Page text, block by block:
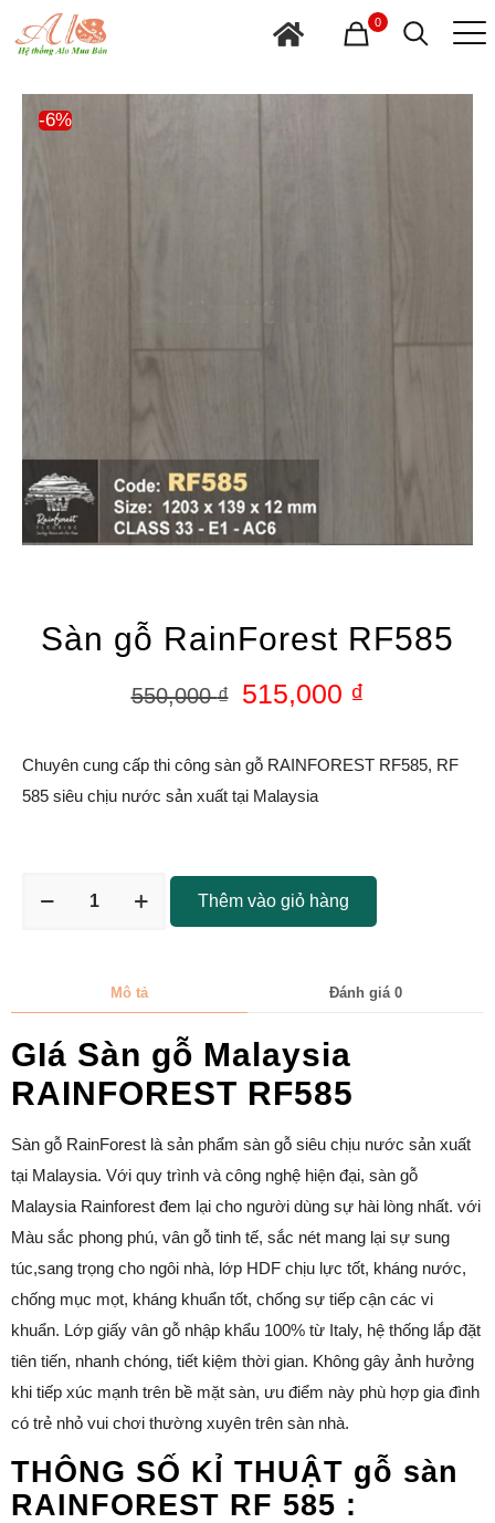
0
-6%
Sàn gỗ RainForest RF585
550,000₫ 515,000 ₫
Chuyên cung cấp thi công sàn gỗ RAINFOREST RF585, RF
585 siêu chịu nước sản xuất tại Malaysia
Thêm vào giỏ hàng
Mô tả Đánh giá 0
GIá Sàn gỗ Malaysia
RAINFOREST RF585
Sàn gỗ RainForest là sản phẩm sàn gỗ siêu chịu nước sản xuất
tại Malaysia. Với quy trình và công nghệ hiện đại, sàn gỗ
Malaysia Rainforest đem lại cho người dùng sự hài lòng nhất. với
Màu sắc phong phú, vân gỗ tinh tế, sắc nét mang lại sự sung
túc,sang trọng cho ngôi nhà, lớp HDF chịu lực tốt, kháng nước,
chống mục mọt, kháng khuẩn tốt, chống sự tiếp cận các vi
khuẩn. Lớp giấy vân gỗ nhập khẩu 100% từ Italy, hệ thống lắp đặt
tiên tiến, nhanh chóng, tiết kiệm thời gian. Không gây ảnh hưởng
khi tiếp xúc mạnh trên bề mặt sàn, ưu điểm này phù hợp gia đình
có trẻ nhỏ vui chơi thường xuyên trên sàn nhà.
THÔNG SỐ KỈ THUẬT gỗ sàn
RAINFOREST RF 585 :